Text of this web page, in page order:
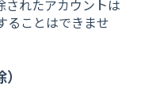
されたアカウントは
ることはできませ